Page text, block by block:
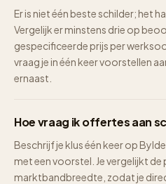
Er is niet één beste schilder; het
Vergelijk er minstens drie op
gespecificeerde prijs per
vraag je in één keer voorstellen
ernaast.
Hoe vraag ik offertes aan
Beschrijf je klus één keer op
met een voorstel. Je vergelijkt de
marktbandbreedte, zodat je